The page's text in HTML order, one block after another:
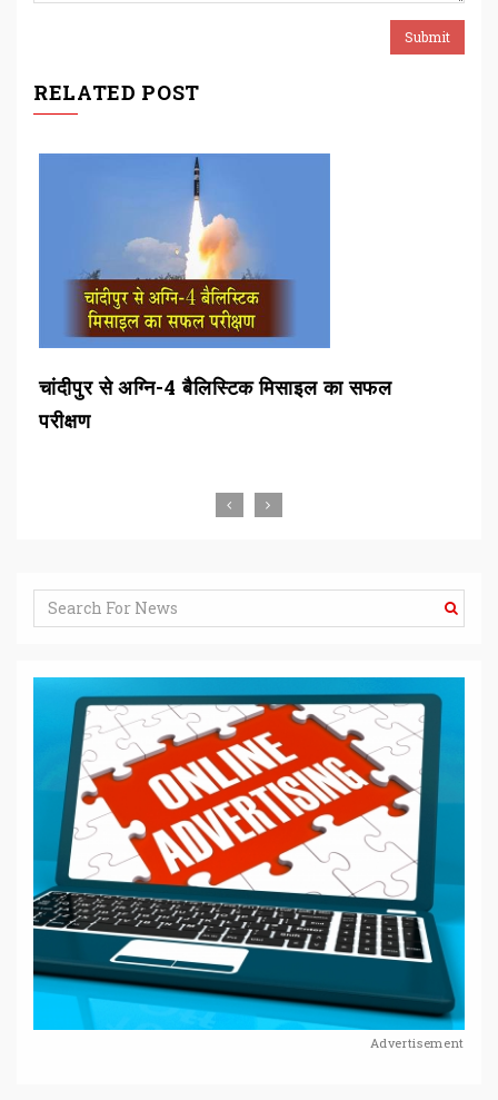
RELATED POST
चांदीपुर से अग्नि-4 बैलिस्टिक मिसाइल का सफल
परीक्षण
Advertisement